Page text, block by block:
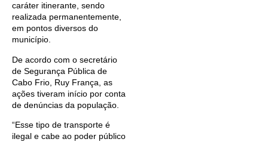
caráter itinerante, sendo
realizada permanentemente,
em pontos diversos do
município.
De acordo com o secretário
de Segurança Pública de
Cabo Frio, Ruy França, as
ações tiveram início por conta
de denúncias da população.
“Esse tipo de transporte é
ilegal e cabe ao poder público